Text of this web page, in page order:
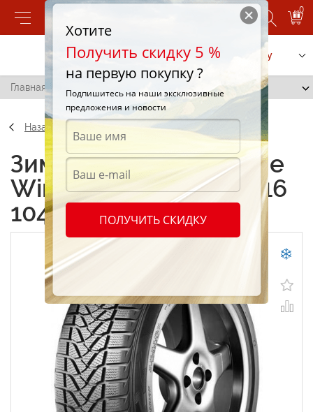
0
Позвонить Заказать услугу
Главная / Firestone Winterhawk 215/65 R16 104T
Назад
Зимние шины Firestone
Winterhawk 215/65 R16
104T
Хотите
Получить скидку 5 %
на первую покупку ?
Подпишитесь на наши эксклюзивные
предложения и новости
ПОЛУЧИТЬ СКИДКУ